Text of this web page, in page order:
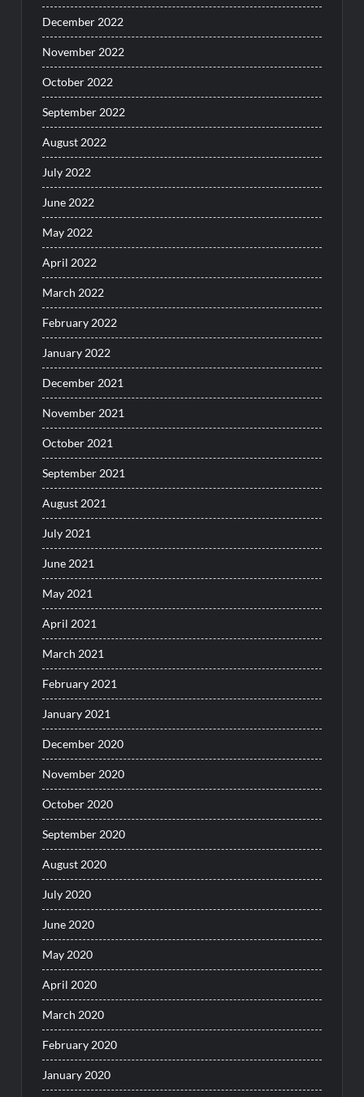
December 2022
November 2022
October 2022
September 2022
August 2022
July 2022
June 2022
May 2022
April 2022
March 2022
February 2022
January 2022
December 2021
November 2021
October 2021
September 2021
August 2021
July 2021
June 2021
May 2021
April 2021
March 2021
February 2021
January 2021
December 2020
November 2020
October 2020
September 2020
August 2020
July 2020
June 2020
May 2020
April 2020
March 2020
February 2020
January 2020